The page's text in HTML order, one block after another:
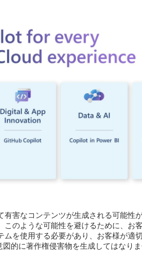
害なコンテンツが生成される可能性
のような可能性を避けるために、お
を使用する必要があり、お客様が適
的に著作権侵害物を生成してはなりま